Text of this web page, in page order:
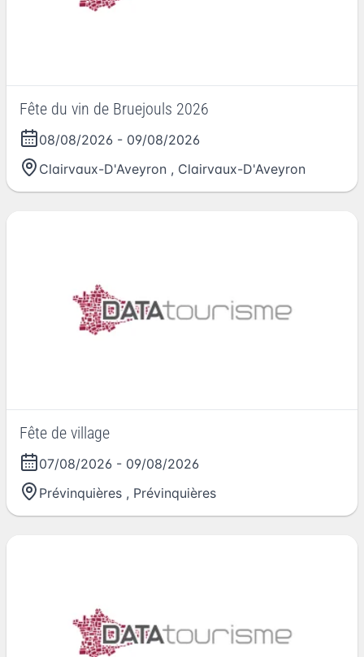
Fête du vin de Bruejouls 2026
08/08/2026 - 09/08/2026
Clairvaux-D'Aveyron , Clairvaux-D'Aveyron
Fête de village
07/08/2026 - 09/08/2026
Prévinquières , Prévinquières